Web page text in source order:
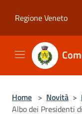
Regione Veneto
Home > Novità >
Albo dei Presidenti